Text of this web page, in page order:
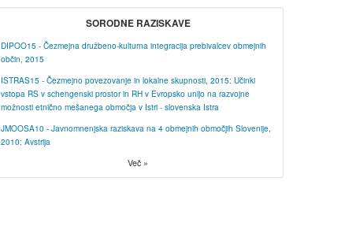
SORODNE RAZISKAVE
DIPOO15 - Čezmejna družbeno-kulturna integracija prebivalcev obmejnih
občin, 2015
ISTRAS15 - Čezmejno povezovanje in lokalne skupnosti, 2015: Učinki
vstopa RS v schengenski prostor in RH v Evropsko unijo na razvojne
možnosti etnično mešanega območja v Istri - slovenska Istra
JMOOSA10 - Javnomnenjska raziskava na 4 obmejnih območjih Slovenije,
2010: Avstrija
Več »